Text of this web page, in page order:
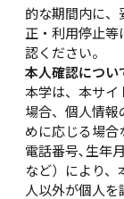
的な期間内に
正・利用停止等
認ください。
本人確認につい
本学は、本サイ
場合、個人情
めに応じる場合
電話番号､生年
など）により
人以外が個人